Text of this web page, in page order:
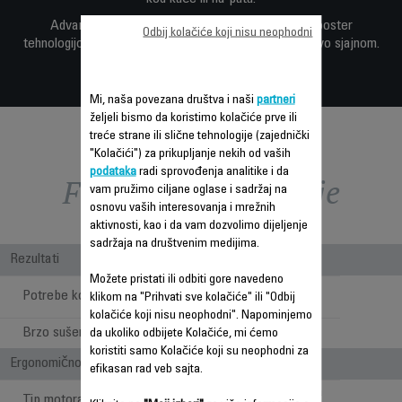
Advanced Care podešavanje zajedno sa Ionic Booster
tehnologijom čini vašu kosu zdravom, glatkom i blistavo sjajnom.
Funkcije – poređenje
Rezultati
Potrebe kose
oblikovanje
Brzo sušenje
Ergonomičnost/udobnost pri upotrebi
Mi, naša povezana društva i naši partneri
željeli bismo da koristimo kolačiće prve ili
treće strane ili slične tehnologije (zajednički
"Kolačići") za prikupljanje nekih od vaših
podatakaradi sprovođenja analitike i da
vam pružimo ciljane oglase i sadržaj na
osnovu vaših interesovanja i mrežnih
aktivnosti, kao i da vam dozvolimo dijeljenje
sadržaja na društvenim medijima.
Možete pristati ili odbiti gore navedeno
klikom na "Prihvati sve kolačiće" ili "Odbij
kolačiće koji nisu neophodni". Napominjemo
da ukoliko odbijete Kolačiće, mi ćemo
koristiti samo Kolačiće koji su neophodni za
efikasan rad veb sajta.
Odbij kolačiće koji nisu neophodni